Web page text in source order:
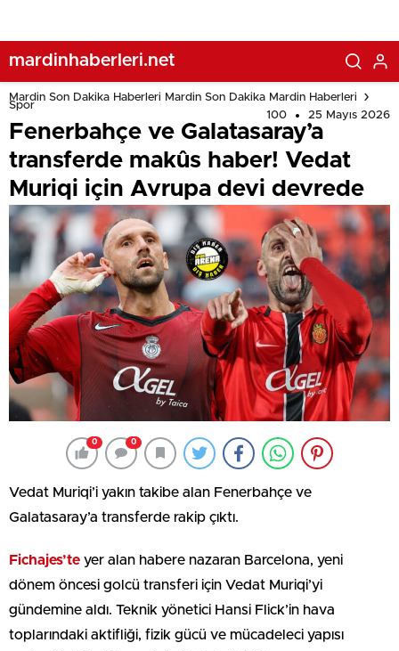
mardinhaberleri.net
Mardin Son Dakika Haberleri Mardin Son Dakika Mardin Haberleri
Spor
100
25 Mayıs 2026
Fenerbahçe ve Galatasaray’a
transferde makûs haber! Vedat
Muriqi için Avrupa devi devrede
0 0
Vedat Muriqi’i yakın takibe alan Fenerbahçe ve
Galatasaray’a transferde rakip çıktı.
Fichajes’te yer alan habere nazaran Barcelona, yeni
dönem öncesi golcü transferi için Vedat Muriqi’yi
gündemine aldı. Teknik yönetici Hansi Flick’in hava
toplarındaki aktifliği, fizik gücü ve mücadeleci yapısı